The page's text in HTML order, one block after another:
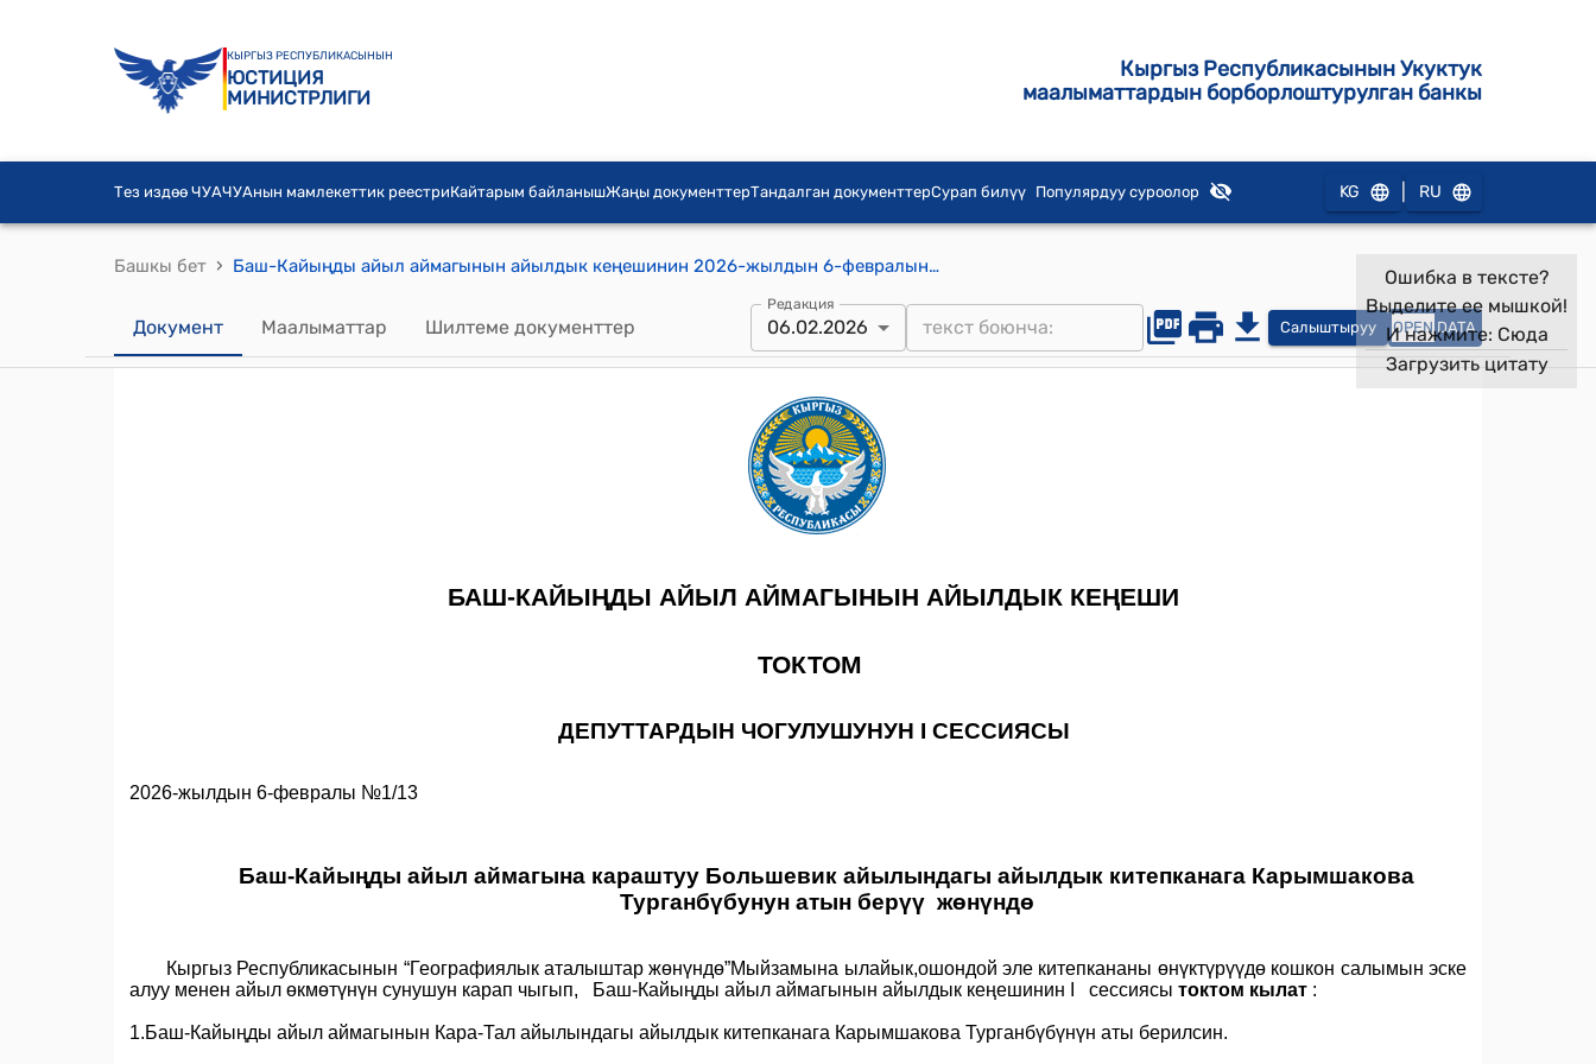
КЫРГЫЗ РЕСПУБЛИКАСЫНЫН
ЮСТИЦИЯ
МИНИСТРЛИГИ
Кыргыз Республикасынын Укуктук
маалыматтардын борборлоштурулган банкы
Тез издөө ЧУАЧУАнын мамлекеттик реестриКайтарым байланышЖаңы документтерТандалган документтерСурап билүү Популярдуу суроолор KG RU
Башкы бет › Баш-Кайыңды айыл аймагынын айылдык кеңешинин 2026-жылдын 6-февралындагы №1/13 "Баш-Кайыңды айыл аймагына караштуу Большевик айылындагы айылдык китепканага Карымшакова Турганбүбунун атын берүү жөнүндө" Токтому
Документ Маалыматтар Шилтеме документтер
Редакция
06.02.2026 Салыштыруу OPEN DATA
Ошибка в тексте?
Выделите ее мышкой!
И нажмите: Сюда
Загрузить цитату